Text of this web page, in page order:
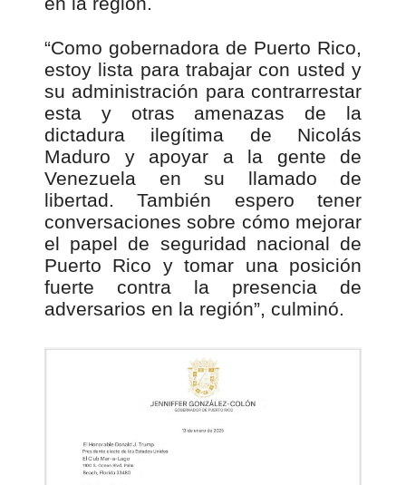
“Como gobernadora de Puerto Rico,
estoy lista para trabajar con usted y
su administración para contrarrestar
esta y otras amenazas de la
dictadura ilegítima de Nicolás
Maduro y apoyar a la gente de
Venezuela en su llamado de
libertad. También espero tener
conversaciones sobre cómo mejorar
el papel de seguridad nacional de
Puerto Rico y tomar una posición
fuerte contra la presencia de
adversarios en la región”, culminó.